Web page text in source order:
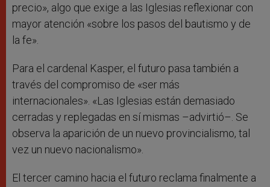
precio», algo que exige a las Iglesias reflexionar con
mayor atención «sobre los pasos del bautismo y de
la fe».
Para el cardenal Kasper, el futuro pasa también a
través del compromiso de «ser más
internacionales». «Las Iglesias están demasiado
cerradas y replegadas en sí mismas –advirtió–. Se
observa la aparición de un nuevo provincialismo, tal
vez un nuevo nacionalismo».
El tercer camino hacia el futuro reclama finalmente a